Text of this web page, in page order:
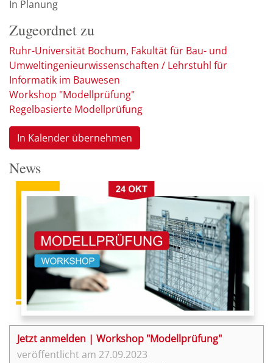
In Planung
Zugeordnet zu
Ruhr-Universität Bochum, Fakultät für Bau- und
Umweltingenieurwissenschaften / Lehrstuhl für
Informatik im Bauwesen
Workshop "Modellprüfung"
Regelbasierte Modellprüfung
In Kalender übernehmen
News
Jetzt anmelden | Workshop "Modellprüfung"
27.09.2023